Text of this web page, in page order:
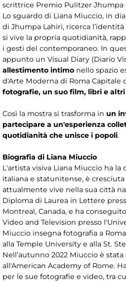
scrittrice Premio Pulitzer Jhumpa
Lo sguardo di Liana Miuccio, in
di Jhumpa Lahiri, ricerca
si vive la propria quotidianità,
i gesti del contemporaneo. In
appunto un Visual Diary (Diario
allestimento intimo nello spazio
d'Arte Moderna di Roma Capitale
fotografie, un suo film, libri e
Così la mostra si trasforma in un
partecipare a un'esperienza
quotidianità che unisce i popoli.
Biografia di Liana Miuccio
L'artista visiva Liana Miuccio ha
italiana e statunitense, è cresciuta
attualmente vive nella sua città
Diploma di Laurea in Lettere
Montreal, Canada, e ha
Video and Television presso
Miuccio insegna fotografia a
alla Temple University e alla St.
Nell’autunno 2022 Miuccio è
all'American Academy of Rome.
per le sue fotografie e video, tra